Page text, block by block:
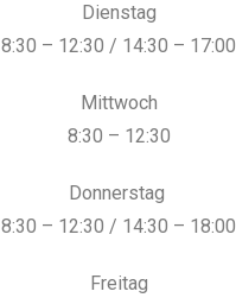
Dienstag
8:30 – 12:30 / 14:30 – 17:00
Mittwoch
8:30 – 12:30
Donnerstag
8:30 – 12:30 / 14:30 – 18:00
Freitag